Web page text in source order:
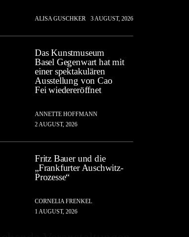
ALISA GUSCHKER 3 AUGUST, 2026
Das Kunstmuseum
Basel Gegenwart hat mit
einer spektakulären
Ausstellung von Cao
Fei wiedereröffnet
ANNETTE HOFFMANN
2 AUGUST, 2026
Fritz Bauer und die
„Frankfurter Auschwitz-
Prozesse“
CORNELIA FRENKEL
1 AUGUST, 2026